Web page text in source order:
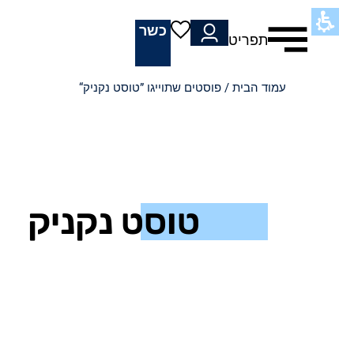
תפריט
כשר
עמוד הבית / פוסטים שתוייגו ”טוסט נקניק“
טוסט נקניק